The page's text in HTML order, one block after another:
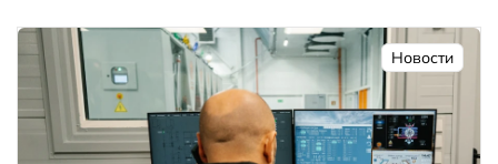
Новости